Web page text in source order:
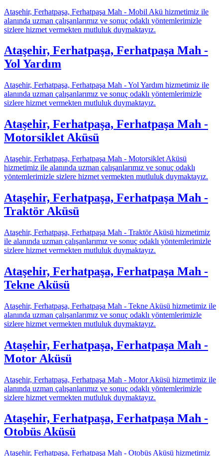
Ataşehir, Ferhatpaşa, Ferhatpaşa Mah - Mobil Akü hizmetimiz ile
alanında uzman çalışanlarımız ve sonuç odaklı yöntemlerimizle
sizlere hizmet vermekten mutluluk duymaktayız.
Ataşehir, Ferhatpaşa, Ferhatpaşa Mah -
Yol Yardım
Ataşehir, Ferhatpaşa, Ferhatpaşa Mah - Yol Yardım hizmetimiz ile
alanında uzman çalışanlarımız ve sonuç odaklı yöntemlerimizle
sizlere hizmet vermekten mutluluk duymaktayız.
Ataşehir, Ferhatpaşa, Ferhatpaşa Mah -
Motorsiklet Aküsü
Ataşehir, Ferhatpaşa, Ferhatpaşa Mah - Motorsiklet Aküsü
hizmetimiz ile alanında uzman çalışanlarımız ve sonuç odaklı
yöntemlerimizle sizlere hizmet vermekten mutluluk duymaktayız.
Ataşehir, Ferhatpaşa, Ferhatpaşa Mah -
Traktör Aküsü
Ataşehir, Ferhatpaşa, Ferhatpaşa Mah - Traktör Aküsü hizmetimiz
ile alanında uzman çalışanlarımız ve sonuç odaklı yöntemlerimizle
sizlere hizmet vermekten mutluluk duymaktayız.
Ataşehir, Ferhatpaşa, Ferhatpaşa Mah -
Tekne Aküsü
Ataşehir, Ferhatpaşa, Ferhatpaşa Mah - Tekne Aküsü hizmetimiz ile
alanında uzman çalışanlarımız ve sonuç odaklı yöntemlerimizle
sizlere hizmet vermekten mutluluk duymaktayız.
Ataşehir, Ferhatpaşa, Ferhatpaşa Mah -
Motor Aküsü
Ataşehir, Ferhatpaşa, Ferhatpaşa Mah - Motor Aküsü hizmetimiz ile
alanında uzman çalışanlarımız ve sonuç odaklı yöntemlerimizle
sizlere hizmet vermekten mutluluk duymaktayız.
Ataşehir, Ferhatpaşa, Ferhatpaşa Mah -
Otobüs Aküsü
Ataşehir, Ferhatpaşa, Ferhatpaşa Mah - Otobüs Aküsü hizmetimiz